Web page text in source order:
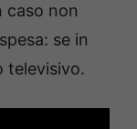
caso non
se in
televisivo.